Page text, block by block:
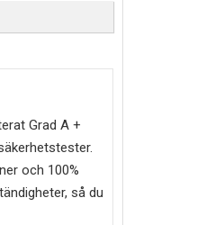
Grad A +
och 100%
så du